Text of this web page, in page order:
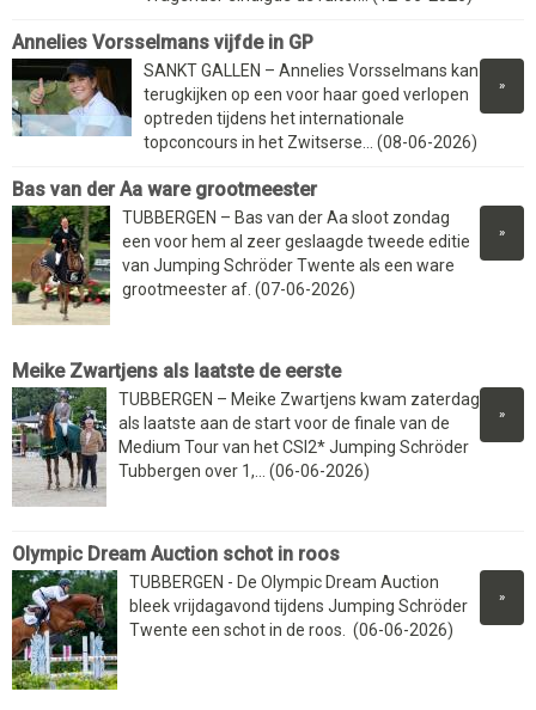
Annelies Vorsselmans vijfde in GP
»
SANKT GALLEN – Annelies Vorsselmans kan
terugkijken op een voor haar goed verlopen
optreden tijdens het internationale
topconcours in het Zwitserse... (08-06-2026)
Bas van der Aa ware grootmeester
»
TUBBERGEN – Bas van der Aa sloot zondag
een voor hem al zeer geslaagde tweede editie
van Jumping Schröder Twente als een ware
grootmeester af. (07-06-2026)
Meike Zwartjens als laatste de eerste
»
TUBBERGEN – Meike Zwartjens kwam zaterdag
als laatste aan de start voor de finale van de
Medium Tour van het CSI2* Jumping Schröder
Tubbergen over 1,... (06-06-2026)
Olympic Dream Auction schot in roos
»
TUBBERGEN - De Olympic Dream Auction
bleek vrijdagavond tijdens Jumping Schröder
Twente een schot in de roos. (06-06-2026)